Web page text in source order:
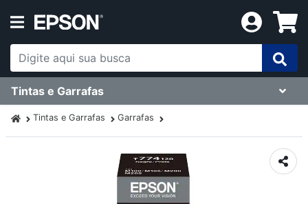
Tintas e Garrafas
Tintas e Garrafas Garrafas